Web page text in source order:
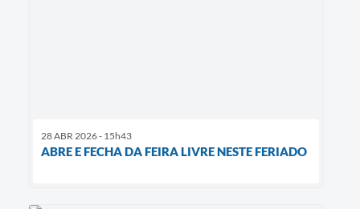
28 ABR 2026 - 15h43
ABRE E FECHA DA FEIRA LIVRE NESTE FERIADO